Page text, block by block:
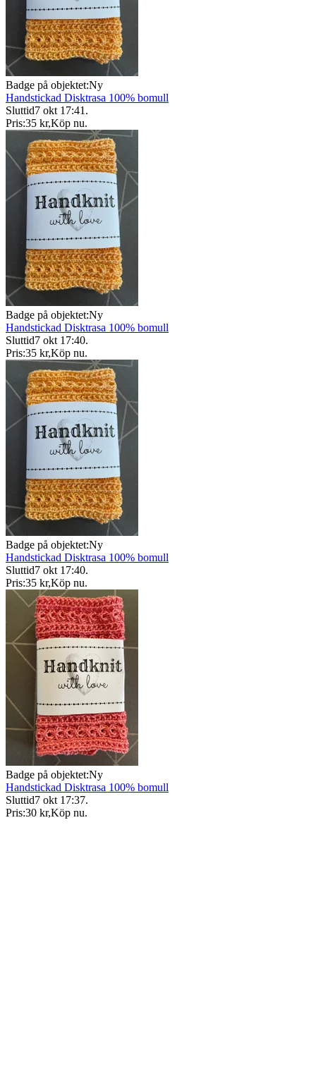
Badge på objektet:Ny
Handstickad Disktrasa 100% bomull
Sluttid7 okt 17:41 .
Pris:35 kr,Köp nu.
Badge på objektet:Ny
Handstickad Disktrasa 100% bomull
Sluttid7 okt 17:40.
Pris:35 kr,Köp nu.
Badge på objektet:Ny
Handstickad Disktrasa 100% bomull
Sluttid7 okt 17:40.
Pris:35 kr,Köp nu.
Badge på objektet:Ny
Handstickad Disktrasa 100% bomull
Sluttid7 okt 17:37.
Pris:30 kr,Köp nu.